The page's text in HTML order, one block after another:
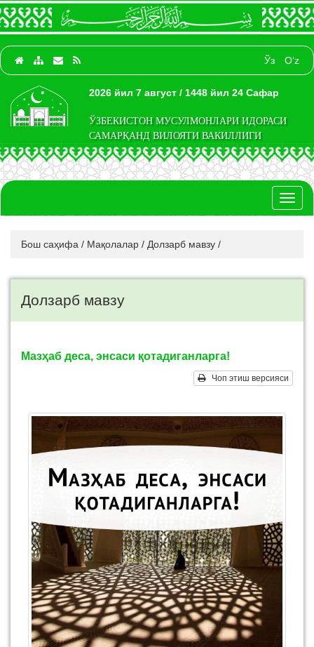
Ўз O‘z
2026 йил 7 август / 1448 йил 24 Сафар
ЎЗБЕКИСТОН МУСУЛМОНЛАРИ ИДОРАСИ
САМАРҚАНД ВИЛОЯТИ ВАКИЛЛИГИ
Бош саҳифа / Мақолалар / Долзарб мавзу /
Долзарб мавзу
Мазҳаб деса, энсаси қотадиганларга!
Чоп этиш версияси